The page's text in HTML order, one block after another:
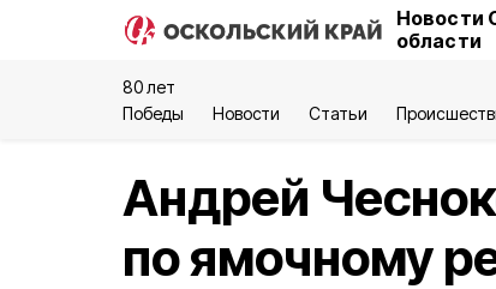
Новости
области
80 лет
Победы
Новости Статьи
Андрей
по ямочному